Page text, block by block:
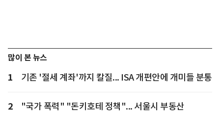
많이 본 뉴스
1 기존 '절세 계좌'까지 칼질... ISA 개편안에 개미들 분통
2
"국가 폭력" "돈키호테 정책"... 서울시 부동산